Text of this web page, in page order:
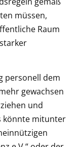
müssen,
Raum
personell dem
gewachsen
und
könnte mitunter